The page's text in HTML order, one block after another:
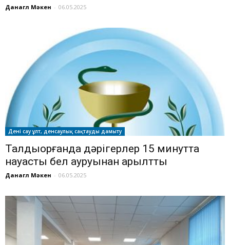
Данагүл Мәкен - 06.05.2025
Дені сау ұлт, денсаулық сақтауды дамыту
Талдықорғанда дәрігерлер 15 минутта
науқасты бел ауруынан арылтты
Данагүл Мәкен - 06.05.2025